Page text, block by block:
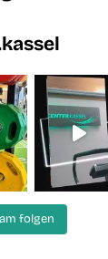
folgen